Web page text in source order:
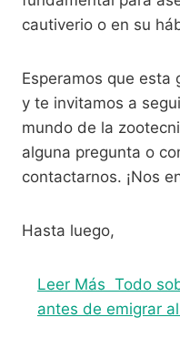
cautiverio o en su
Esperamos que esta
y te invitamos a
mundo de la
alguna pregunta o
contactarnos. ¡Nos
Hasta luego,
Leer Más Todo
antes de emigrar